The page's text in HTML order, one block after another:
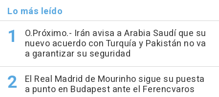
Lo más leído
O.Próximo.- Irán avisa a Arabia Saudí que su
nuevo acuerdo con Turquía y Pakistán no va
a garantizar su seguridad
El Real Madrid de Mourinho sigue su puesta
a punto en Budapest ante el Ferencvaros